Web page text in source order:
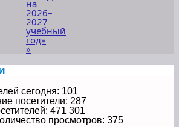
на
2026–
2027
учебный
год»
»
сегодня: 101
посетители: 287
471 301
просмотров: 375